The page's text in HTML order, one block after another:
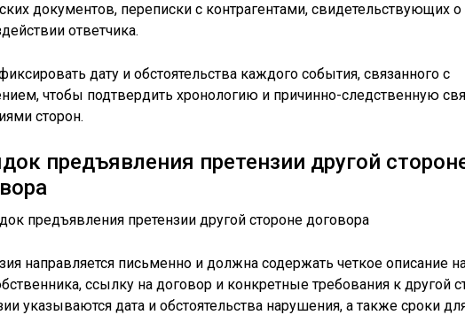
документов, переписки с контрагентами, свидетельствующих о
ответчика.
дату и обстоятельства каждого события, связанного с
чтобы подтвердить хронологию и причинно-следственную
сторон.
предъявления претензии другой
направляется письменно и должна содержать четкое описание
ссылку на договор и конкретные требования к другой
указываются дата и обстоятельства нарушения, а также сроки